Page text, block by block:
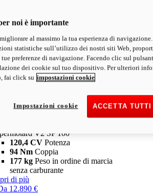
V2 SP
120,4 CVPotenza
94 NmCoppia
177 kgPeso in ordine di marcia
senza carburante
35 kW: 18.890 € i
scopri di più
V2 SP 100
120,4 CV Potenza
94 Nm Coppia
177 kg Peso in ordine di marcia
senza carburante
di più
12.890 €
noi è importante
al massimo la tua esperienza di
statistiche sull’utilizzo dei nostri siti Web,
tue preferenze di navigazione. Facendo clic sul
dei cookie sul tuo dispositivo. Per ulteriori
fai click su impostazioni cookie
ACCETTA
Impostazioni cookie